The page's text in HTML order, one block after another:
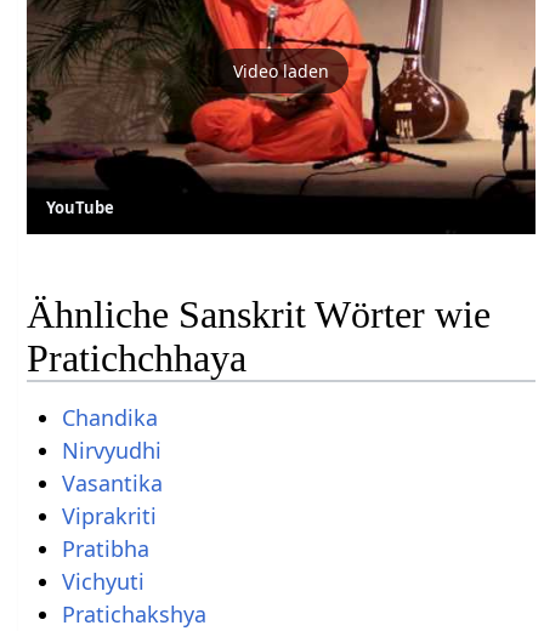
Video laden
YouTube
Ähnliche Sanskrit Wörter wie
Pratichchhaya
Chandika
Nirvyudhi
Vasantika
Viprakriti
Pratibha
Vichyuti
Pratichakshya